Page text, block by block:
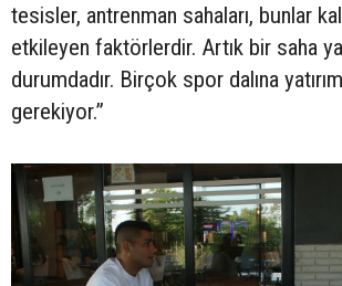
tesisler, antrenman sahaları, bunlar
etkileyen faktörlerdir. Artık bir saha
durumdadır. Birçok spor dalına
gerekiyor.”